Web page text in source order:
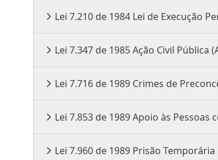
Lei 7.210 de 1984 Lei de
Lei 7.347 de 1985 Ação Civil
Lei 7.716 de 1989 Crimes
Lei 7.853 de 1989 Apoio às
Lei 7.960 de 1989 Prisão Temporária